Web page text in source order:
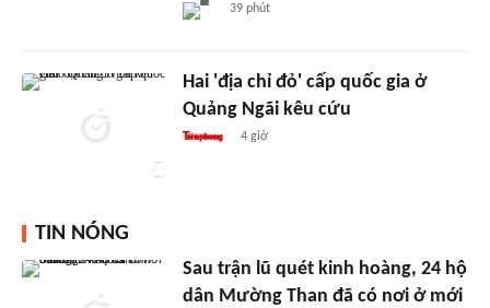
39 phút
Hai 'địa chỉ đỏ' cấp quốc gia ở
Quảng Ngãi kêu cứu
4 giờ
TIN NÓNG
Sau trận lũ quét kinh hoàng, 24 hộ
dân Mường Than đã có nơi ở mới